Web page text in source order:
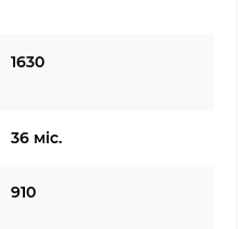
1630
36 міс.
910